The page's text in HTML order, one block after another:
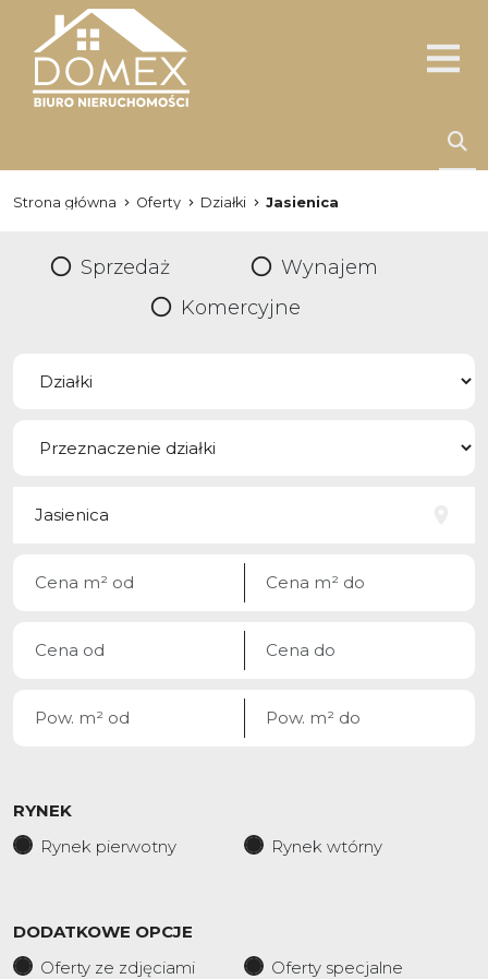
Strona główna Oferty Działki Jasienica
Sprzedaż
Wynajem
Komercyjne
RYNEK
Rynek pierwotny
Rynek wtórny
DODATKOWE OPCJE
Oferty ze zdjęciami
Oferty specjalne